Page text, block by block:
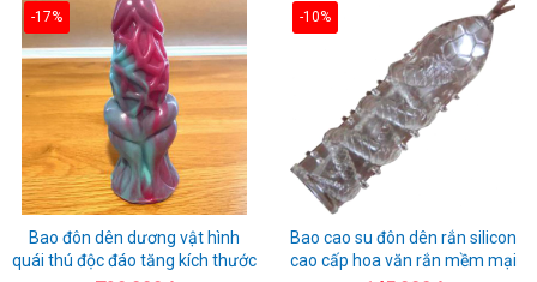
-17%
Bao đôn dên dương vật hình
quái thú độc đáo tăng kích thước
-10%
Bao cao su đôn dên rắn silicon
cao cấp hoa văn rắn mềm mại